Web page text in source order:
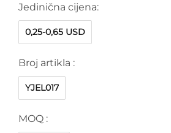
Jedinična cijena:
0,25-0,65 USD
Broj artikla :
YJEL017
MOQ :